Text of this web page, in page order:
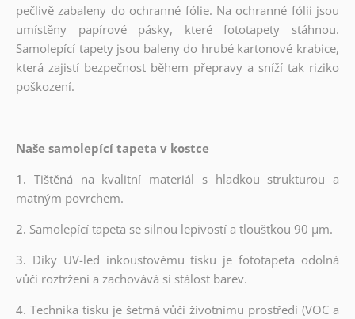
pečlivě zabaleny do ochranné fólie. Na ochranné fólii jsou
umístěny papírové pásky, které fototapety stáhnou.
Samolepící tapety jsou baleny do hrubé kartonové krabice,
která zajistí bezpečnost během přepravy a sníží tak riziko
poškození.
Naše samolepící tapeta v kostce
1. Tištěná na kvalitní materiál s hladkou strukturou a
matným povrchem.
2. Samolepící tapeta se silnou lepivostí a tloušťkou 90 µm.
3. Díky UV-led inkoustovému tisku je fototapeta odolná
vůči roztržení a zachovává si stálost barev.
4. Technika tisku je šetrná vůči životnímu prostředí (VOC a